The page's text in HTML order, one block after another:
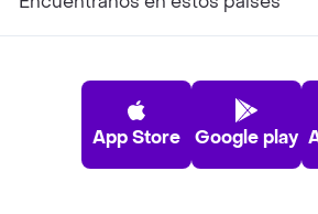
App Store Google play